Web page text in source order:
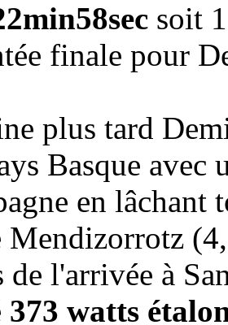
soit
finale pour
plus tard
Basque avec
en lâchant
Mendizorrotz
l'arrivée à
373 watts